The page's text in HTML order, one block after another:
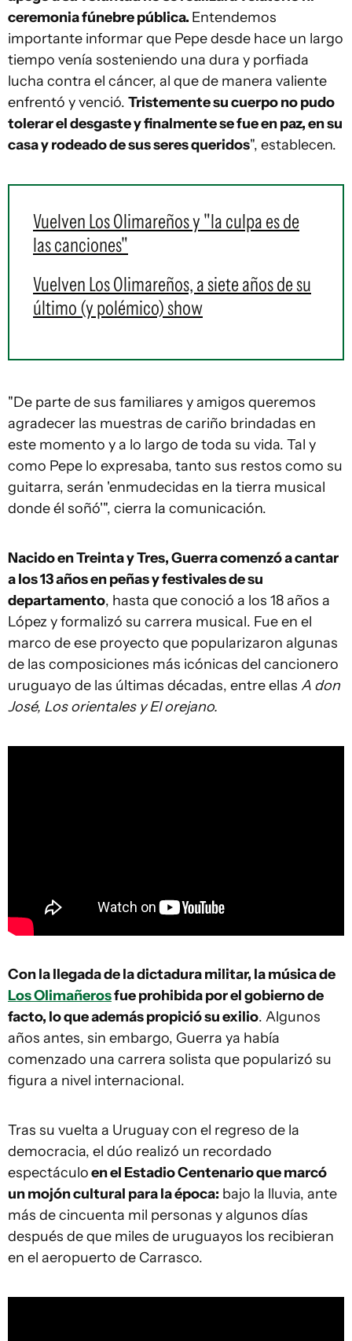
ceremonia fúnebre pública. Entendemos
importante informar que Pepe desde hace un largo
tiempo venía sosteniendo una dura y porfiada
lucha contra el cáncer, al que de manera valiente
enfrentó y venció. Tristemente su cuerpo no pudo
tolerar el desgaste y finalmente se fue en paz, en su
casa y rodeado de sus seres queridos", establecen.
Vuelven Los Olimareños y "la culpa es de
las canciones"
Vuelven Los Olimareños, a siete años de su
último (y polémico) show
"De parte de sus familiares y amigos queremos
agradecer las muestras de cariño brindadas en
este momento y a lo largo de toda su vida. Tal y
como Pepe lo expresaba, tanto sus restos como su
guitarra, serán 'enmudecidas en la tierra musical
donde él soñó'", cierra la comunicación.
Nacido en Treinta y Tres, Guerra comenzó a cantar
a los 13 años en peñas y festivales de su
departamento, hasta que conoció a los 18 años a
López y formalizó su carrera musical. Fue en el
marco de ese proyecto que popularizaron algunas
de las composiciones más icónicas del cancionero
uruguayo de las últimas décadas, entre ellas A don
José, Los orientales y El orejano.
Con la llegada de la dictadura militar, la música de
Los Olimañerosfue prohibida por el gobierno de
facto, lo que además propició su exilio. Algunos
años antes, sin embargo, Guerra ya había
comenzado una carrera solista que popularizó su
figura a nivel internacional.
Tras su vuelta a Uruguay con el regreso de la
democracia, el dúo realizó un recordado
espectáculoen el Estadio Centenario que marcó
un mojón cultural para la época: bajo la lluvia, ante
más de cincuenta mil personas y algunos días
después de que miles de uruguayos los recibieran
en el aeropuerto de Carrasco.